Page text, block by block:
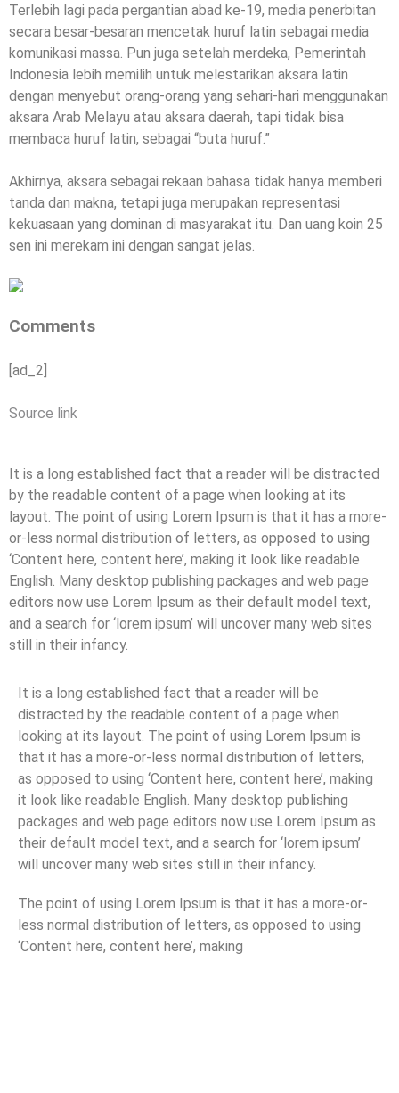
Terlebih lagi pada pergantian abad ke-19, media penerbitan
secara besar-besaran mencetak huruf latin sebagai media
komunikasi massa. Pun juga setelah merdeka, Pemerintah
Indonesia lebih memilih untuk melestarikan aksara latin
dengan menyebut orang-orang yang sehari-hari menggunakan
aksara Arab Melayu atau aksara daerah, tapi tidak bisa
membaca huruf latin, sebagai “buta huruf.”
Akhirnya, aksara sebagai rekaan bahasa tidak hanya memberi
tanda dan makna, tetapi juga merupakan representasi
kekuasaan yang dominan di masyarakat itu. Dan uang koin 25
sen ini merekam ini dengan sangat jelas.
Comments
[ad_2]
Source link
It is a long established fact that a reader will be distracted
by the readable content of a page when looking at its
layout. The point of using Lorem Ipsum is that it has a more-
or-less normal distribution of letters, as opposed to using
‘Content here, content here’, making it look like readable
English. Many desktop publishing packages and web page
editors now use Lorem Ipsum as their default model text,
and a search for ‘lorem ipsum’ will uncover many web sites
still in their infancy.
It is a long established fact that a reader will be
distracted by the readable content of a page when
looking at its layout. The point of using Lorem Ipsum is
that it has a more-or-less normal distribution of letters,
as opposed to using ‘Content here, content here’, making
it look like readable English. Many desktop publishing
packages and web page editors now use Lorem Ipsum as
their default model text, and a search for ‘lorem ipsum’
will uncover many web sites still in their infancy.
The point of using Lorem Ipsum is that it has a more-or-
less normal distribution of letters, as opposed to using
‘Content here, content here’, making